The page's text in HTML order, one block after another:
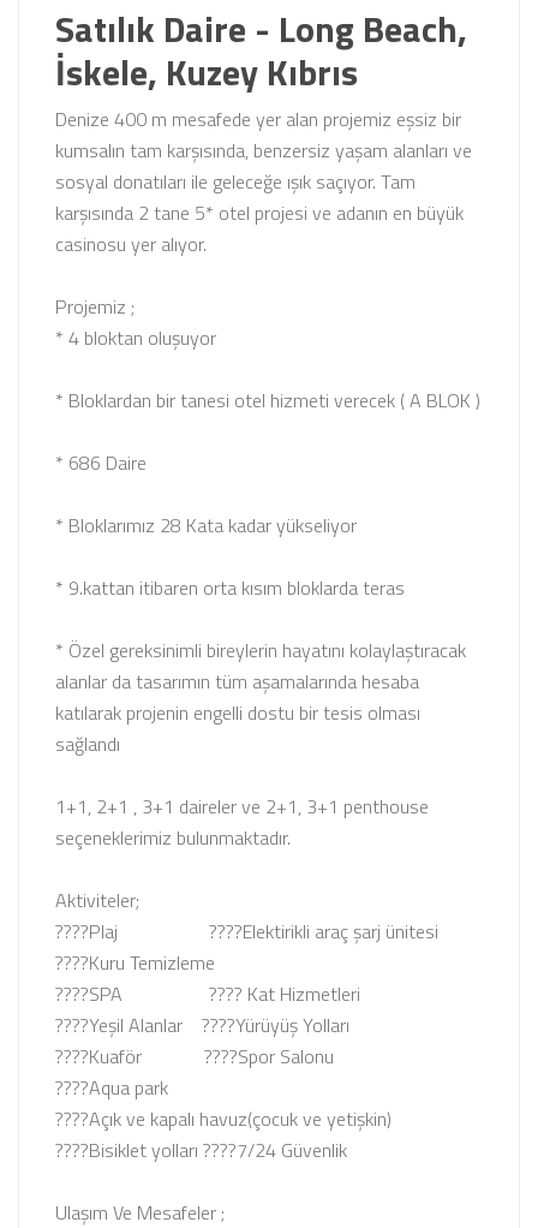
Satılık Daire - Long Beach,
İskele, Kuzey Kıbrıs
Denize 400 m mesafede yer alan projemiz eşsiz bir
kumsalın tam karşısında, benzersiz yaşam alanları ve
sosyal donatıları ile geleceğe ışık saçıyor. Tam
karşısında 2 tane 5* otel projesi ve adanın en büyük
casinosu yer alıyor.
Projemiz ;
* 4 bloktan oluşuyor
* Bloklardan bir tanesi otel hizmeti verecek ( A BLOK )
* 686 Daire
* Bloklarımız 28 Kata kadar yükseliyor
* 9.kattan itibaren orta kısım bloklarda teras
* Özel gereksinimli bireylerin hayatını kolaylaştıracak
alanlar da tasarımın tüm aşamalarında hesaba
katılarak projenin engelli dostu bir tesis olması
sağlandı
1+1, 2+1 , 3+1 daireler ve 2+1, 3+1 penthouse
seçeneklerimiz bulunmaktadır.
Aktiviteler;
????Plaj ????Elektirikli araç şarj ünitesi
????Kuru Temizleme
????SPA ???? Kat Hizmetleri
????Yeşil Alanlar ????Yürüyüş Yolları
????Kuaför ????Spor Salonu
????Aqua park
????Açık ve kapalı havuz(çocuk ve yetişkin)
????Bisiklet yolları ????7/24 Güvenlik
Ulaşım Ve Mesafeler ;